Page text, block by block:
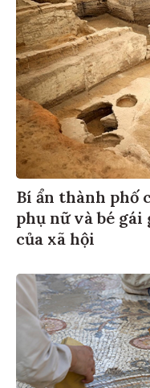
Bí ẩn thành phố
phụ nữ và bé
của xã hội